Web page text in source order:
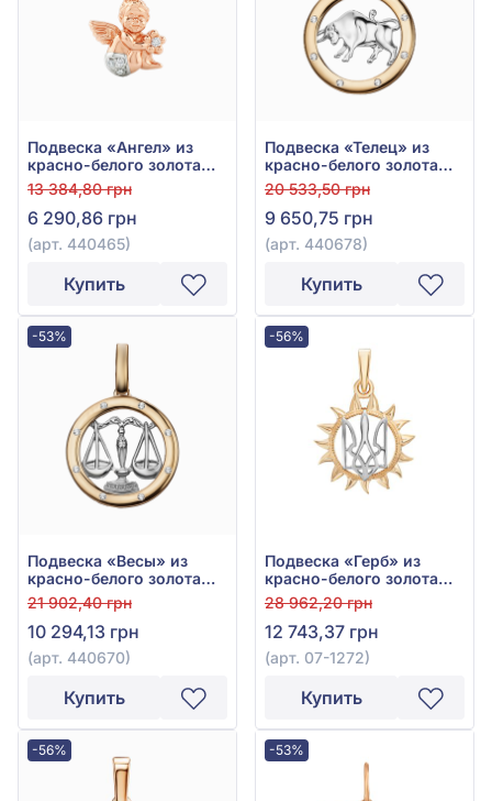
Подвеска «Ангел» из
красно-белого золота
585° с фианитом, арт.
440465
13 384,80 грн
6 290,86 грн
(арт. 440465)
Купить
Подвеска «Телец» из
красно-белого золота
585° с фианитом, арт.
440678
20 533,50 грн
9 650,75 грн
(арт. 440678)
Купить
-53%
Подвеска «Весы» из
красно-белого золота
585° с фианитом, арт.
440670
21 902,40 грн
10 294,13 грн
(арт. 440670)
Купить
-56%
Подвеска «Герб» из
красно-белого золота
585°, без вставки, арт.
07-1272
28 962,20 грн
12 743,37 грн
(арт. 07-1272)
Купить
-56% -53%